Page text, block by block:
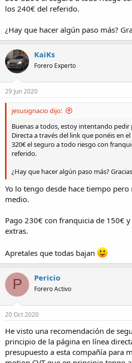
los 240€ del referido.
¿Hay que hacer algún paso más?
KaiKs
Forero Experto
29 Jun 2020
jesusignacio dijo:
Buenas a todos, estoy intentando pedir
Directa a través del link que ponéis en
320€ el seguro a todo riesgo con
referido.
¿Hay que hacer algún paso más?
Yo lo tengo desde hace tiempo
medio.
Pago 230€ con franquicia de 150€
extras.
Apretales que todas bajan
P Pericio
Forero Activo
20 Oct 2020
He visto una recomendación de
principio de la página en línea
presupuesto a esta compañía para